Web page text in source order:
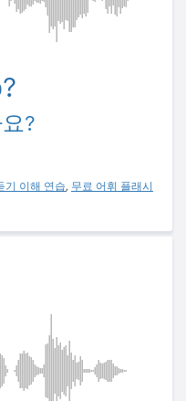
?
기 이해 연습, 무료 어휘 플래시